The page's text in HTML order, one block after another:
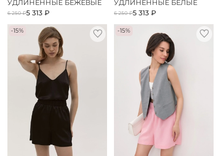
УДЛИНЕННЫЕ БЕЖЕВЫЕ
6 250 ₽5 313 ₽
УДЛИНЕННЫЕ БЕЛЫЕ
6 250 ₽5 313 ₽
-15% -15%